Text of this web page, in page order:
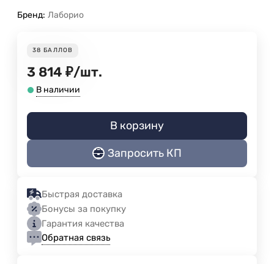
Бренд: Лаборио
38 БАЛЛОВ
3 814 ₽/шт.
В наличии
В корзину
Запросить КП
Быстрая доставка
Бонусы за покупку
Гарантия качества
Обратная связь